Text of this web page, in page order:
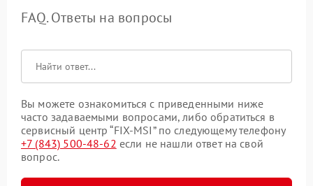
FAQ. Ответы на вопросы
Вы можете ознакомиться с приведенными ниже
часто задаваемыми вопросами, либо обратиться в
сервисный центр “FIX-MSI” по следующему телефону
+7 (843) 500-48-62 если не нашли ответ на свой
вопрос.